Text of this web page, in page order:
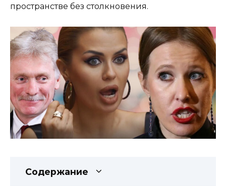
пространстве без столкновения.
Содержание